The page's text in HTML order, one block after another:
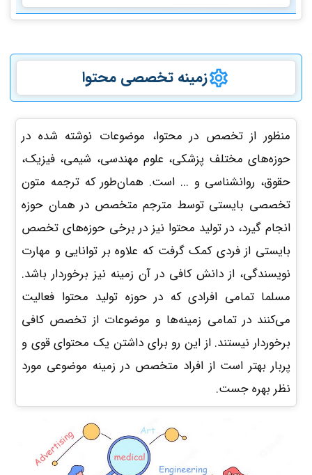
زمینه تخصصی محتوا
منظور از تخصص در محتوا، موضوعات نوشته شده در
حوزه‌های مختلف پزشکی، علوم مهندسی، شیمی، فیزیک،
حقوق، روانشناسی و ... است. همان‌طور که ترجمه متون
تخصصی بایستی توسط مترجم متخصص در همان حوزه
انجام گیرد، در تولید محتوا نیز در برخی حوزه‌های تخصص
بایستی از فردی کمک گرفت که علاوه بر توانایی و مهارت
نویسندگی، از دانش کافی در آن زمینه نیز برخوردار باشد.
مسلما تمامی افرادی که در حوزه تولید محتوا فعالیت
می‌کنند در تمامی زمینه‌ها و موضوعات از تخصص کافی
برخوردار نیستند. از این رو برای داشتن یک محتوای قوی و
پربار بهتر است از افراد متخصص در زمینه موضوعی مورد
نظر بهره جست.